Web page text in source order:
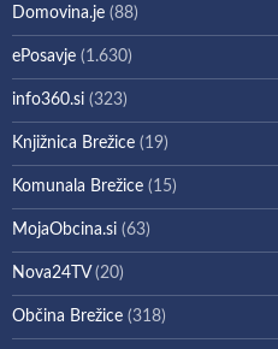
Domovina.je (88)
ePosavje (1.630)
info360.si (323)
Knjižnica Brežice (19)
Komunala Brežice (15)
MojaObcina.si (63)
Nova24TV(20)
Občina Brežice (318)